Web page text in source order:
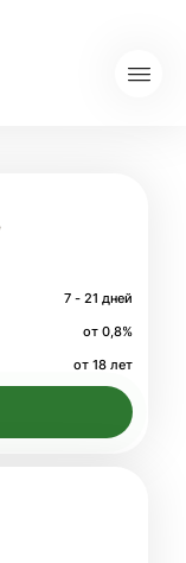
7 - 21 дней
от 0,8%
от 18 лет